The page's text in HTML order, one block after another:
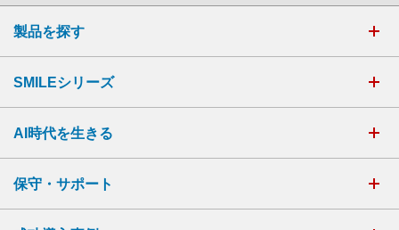
製品を探す
SMILEシリーズ
AI時代を生きる
保守・サポート